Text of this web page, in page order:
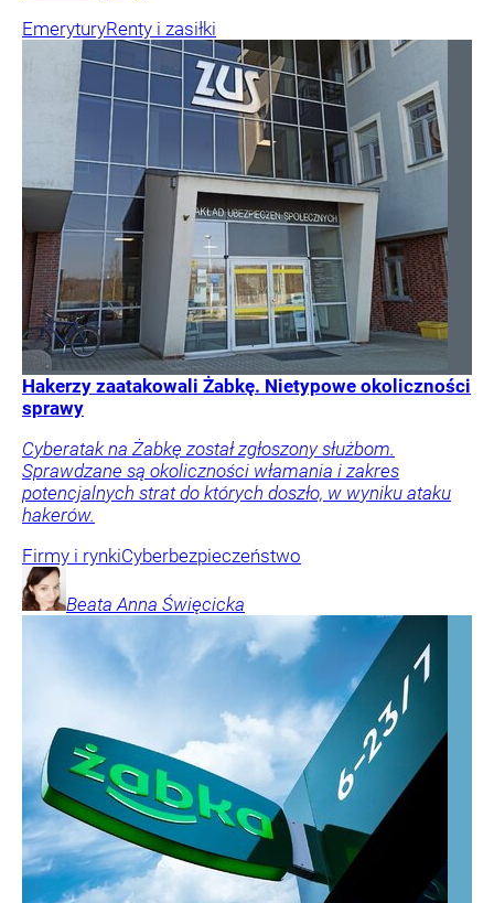
EmeryturyRenty i zasiłki
Hakerzy zaatakowali Żabkę. Nietypowe okoliczności
sprawy
Cyberatak na Żabkę został zgłoszony służbom.
Sprawdzane są okoliczności włamania i zakres
potencjalnych strat do których doszło, w wyniku ataku
hakerów.
Firmy i rynkiCyberbezpieczeństwo
Beata Anna Święcicka